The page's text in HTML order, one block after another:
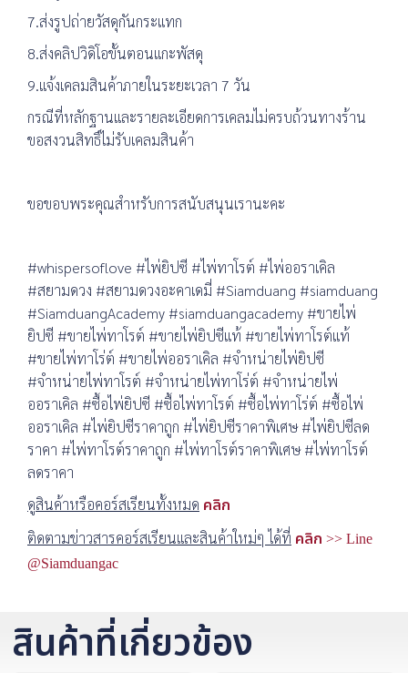
7.ส่งรูปถ่ายวัสดุกันกระแทก
8.ส่งคลิปวิดิโอขั้นตอนแกะพัสดุ
9.แจ้งเคลมสินค้าภายในระยะเวลา 7 วัน
กรณีที่หลักฐานและรายละเอียดการเคลมไม่ครบถ้วนทางร้าน
ขอสงวนสิทธิ์ไม่รับเคลมสินค้า
ขอขอบพระคุณสำหรับการสนับสนุนเรานะคะ
#whispersoflove #ไพ่ยิปซี #ไพ่ทาโรต์ #ไพ่ออราเคิล
#สยามดวง #สยามดวงอะคาเดมี่ #Siamduang #siamduang
#SiamduangAcademy #siamduangacademy #ขายไพ่
ยิปซี #ขายไพ่ทาโรต์ #ขายไพ่ยิปซีแท้ #ขายไพ่ทาโรต์แท้
#ขายไพ่ทาโร่ต์ #ขายไพ่ออราเคิล #จำหน่ายไพ่ยิปซี
#จำหน่ายไพ่ทาโรต์ #จำหน่ายไพ่ทาโร่ต์ #จำหน่ายไพ่
ออราเคิล #ซื้อไพ่ยิปซี #ซื้อไพ่ทาโรต์ #ซื้อไพ่ทาโร่ต์ #ซื้อไพ่
ออราเคิล #ไพ่ยิปซีราคาถูก #ไพ่ยิปซีราคาพิเศษ #ไพ่ยิปซีลด
ราคา #ไพ่ทาโรต์ราคาถูก #ไพ่ทาโรต์ราคาพิเศษ #ไพ่ทาโรต์
ลดราคา
ดูสินค้าหรือคอร์สเรียนทั้งหมด คลิก
ติดตามข่าวสารคอร์สเรียนและสินค้าใหม่ๆ ได้ที่ คลิก >> Line
@Siamduangac
สินค้าที่เกี่ยวข้อง